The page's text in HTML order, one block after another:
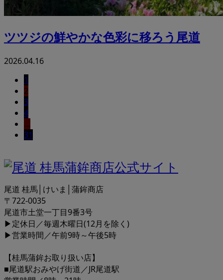
ツツジの鮮やかな色彩に移ろう尾道
2026.04.16
1
2
3
4
…
31
尾道 桂馬│けいま│蒲鉾商店
〒722-0035
尾道市土堂一丁目9番3号
▶定休日／毎週木曜日(12月を除く)
▶営業時間／午前9時～午後5時
【桂馬蒲鉾お取り扱い店】
■尾道駅おみやげ街道／JR尾道駅